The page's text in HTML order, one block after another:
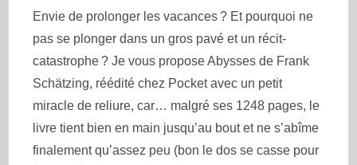
Envie de prolonger les vacances ? Et pourquoi ne
pas se plonger dans un gros pavé et un récit-
catastrophe ? Je vous propose Abysses de Frank
Schätzing, réédité chez Pocket avec un petit
miracle de reliure, car… malgré ses 1248 pages, le
livre tient bien en main jusqu’au bout et ne s’abîme
finalement qu’assez peu (bon le dos se casse pour